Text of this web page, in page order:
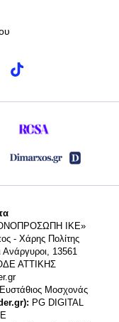
ΙΚΕ»
- Χάρης Πολίτης
Ανάργυροι, 13561
ΑΤΤΙΚΗΣ
Ευστάθιος Μοσχονάς
PG DIGITAL